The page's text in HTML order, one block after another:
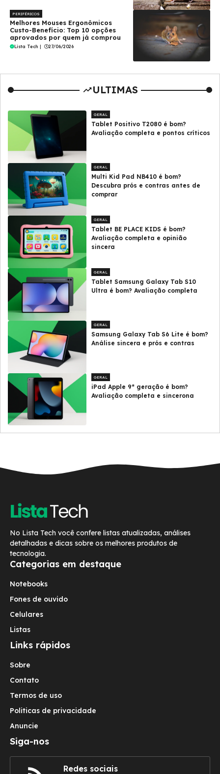
PERIFÉRICOS
Melhores Mouses Ergonômicos
Custo-Benefício: Top 10 opções
aprovados por quem já comprou
Lista Tech | 27/06/2026
ULTIMAS
GERAL
Tablet Positivo T2080 é bom?
Avaliação completa e pontos críticos
GERAL
Multi Kid Pad NB410 é bom?
Descubra prós e contras antes de
comprar
GERAL
Tablet BE PLACE KIDS é bom?
Avaliação completa e opinião
sincera
GERAL
Tablet Samsung Galaxy Tab S10
Ultra é bom? Avaliação completa
GERAL
Samsung Galaxy Tab S6 Lite é bom?
Análise sincera e prós e contras
GERAL
iPad Apple 9ª geração é bom?
Avaliação completa e sincerona
No Lista Tech você confere listas atualizadas, análises
detalhadas e dicas sobre os melhores produtos de
tecnologia.
Categorias em destaque
Notebooks
Fones de ouvido
Celulares
Listas
Links rápidos
Sobre
Contato
Termos de uso
Politicas de privacidade
Anuncie
Siga-nos
Redes sociais